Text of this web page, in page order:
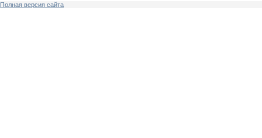
Полная версия сайта